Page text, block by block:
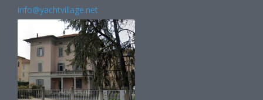
info@yachtvillage.net